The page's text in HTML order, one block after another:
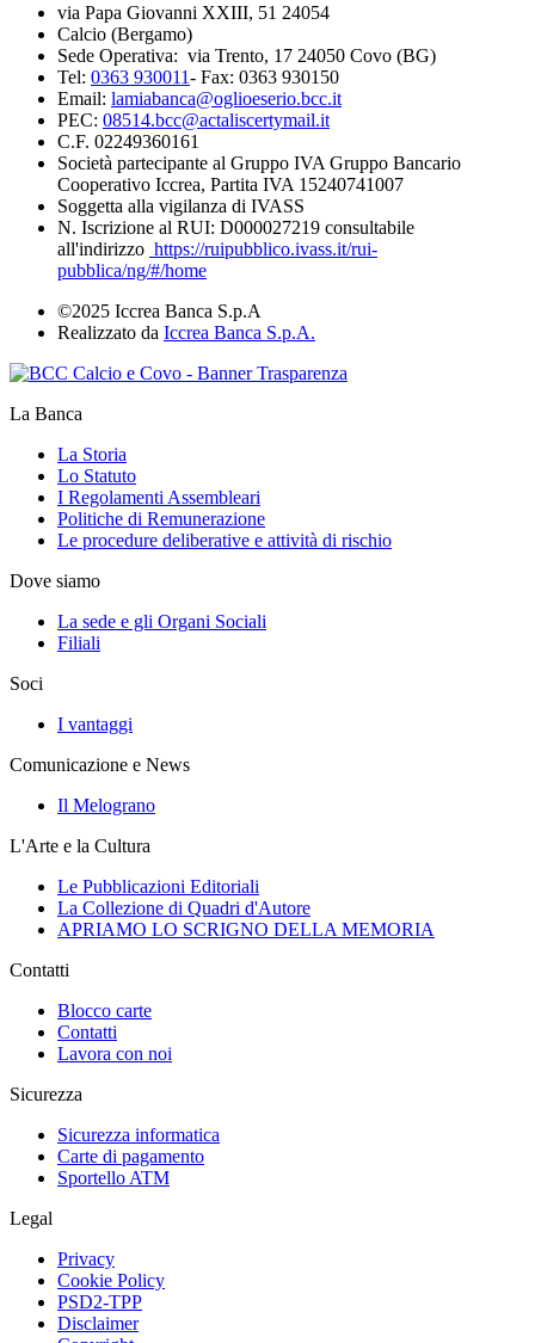
via Papa Giovanni XXIII, 51 24054
Calcio (Bergamo)
Sede Operativa: via Trento, 17 24050 Covo (BG)
Tel: 0363 930011- Fax: 0363 930150
Email: lamiabanca@oglioeserio.bcc.it
PEC: 08514.bcc@actaliscertymail.it
C.F. 02249360161
Società partecipante al Gruppo IVA Gruppo Bancario
Cooperativo Iccrea, Partita IVA 15240741007
Soggetta alla vigilanza di IVASS
N. Iscrizione al RUI: D000027219 consultabile
all'indirizzo https://ruipubblico.ivass.it/rui-
pubblica/ng/#/home
©2025 Iccrea Banca S.p.A
Realizzato da Iccrea Banca S.p.A.
La Banca
La Storia
Lo Statuto
I Regolamenti Assembleari
Politiche di Remunerazione
Le procedure deliberative e attività di rischio
Dove siamo
La sede e gli Organi Sociali
Filiali
Soci
I vantaggi
Comunicazione e News
Il Melograno
L'Arte e la Cultura
Le Pubblicazioni Editoriali
La Collezione di Quadri d'Autore
APRIAMO LO SCRIGNO DELLA MEMORIA
Contatti
Blocco carte
Contatti
Lavora con noi
Sicurezza
Sicurezza informatica
Carte di pagamento
Sportello ATM
Legal
Privacy
Cookie Policy
PSD2-TPP
Disclaimer